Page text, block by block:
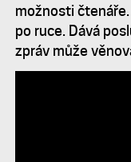
možnosti
po ruce. Dává
zpráv může